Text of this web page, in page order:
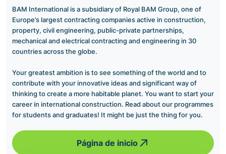
BAM International is a subsidiary of Royal BAM Group, one of
Europe’s largest contracting companies active in construction,
property, civil engineering, public-private partnerships,
mechanical and electrical contracting and engineering in 30
countries across the globe.
Your greatest ambition is to see something of the world and to
contribute with your innovative ideas and significant way of
thinking to create a more habitable planet. You want to start your
career in international construction. Read about our programmes
for students and graduates! It might be just the thing for you.
Página de inicio